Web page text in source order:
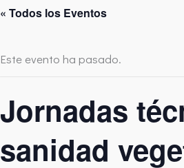
« Todos los Eventos
Este evento ha pasado.
Jornadas
sanidad